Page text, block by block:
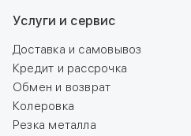
Услуги и сервис
Доставка и самовывоз
Кредит и рассрочка
Обмен и возврат
Колеровка
Резка металла